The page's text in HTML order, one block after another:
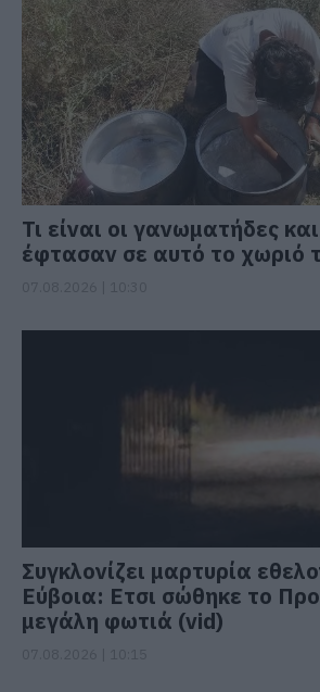
Τι είναι οι γανωματήδες και
έφτασαν σε αυτό το χωριό
Συγκλονίζει μαρτυρία
Εύβοια: Ετσι σώθηκε το
μεγάλη φωτιά (vid)